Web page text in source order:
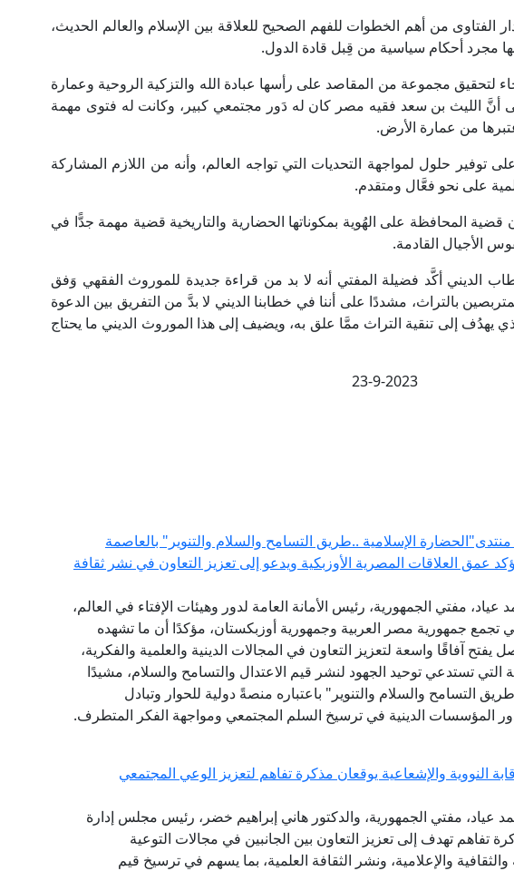
من أهم الخطوات للفهم الصحيح للعلاقة بين الإسلام والعالم الحديث،
مجرد أحكام سياسية من قِبل قادة الدول.
لتحقيق مجموعة من المقاصد على رأسها عبادة الله والتزكية الروحية وعمارة
أنَّ الليث بن سعد فقيه مصر كان له دَور مجتمعي كبير، وكانت له فتوى مهمة
من عمارة الأرض.
توفير حلول لمواجهة التحديات التي تواجه العالم، وأنه من اللازم المشاركة
على نحو فعَّال ومتقدم.
المحافظة على الهُوية بمكوناتها الحضارية والتاريخية قضية مهمة جدًّا في
الأجيال القادمة.
الديني أكَّد فضيلة المفتي أنه لا بد من قراءة جديدة للموروث الفقهي وَفق
بالتراث، مشددًا على أننا في خطابنا الديني لا بدَّ من التفريق بين الدعوة
يهدُف إلى تنقية التراث ممَّا علق به، ويضيف إلى هذا الموروث الديني ما يحتاج
23-9-2023
الإسلامية ..طريق التسامح والسلام والتنوير" بالعاصمة
عمق العلاقات المصرية الأوزبكية ويدعو إلى تعزيز التعاون في نشر ثقافة
عياد، مفتي الجمهورية، رئيس الأمانة العامة لدور وهيئات الإفتاء في العالم،
تجمع جمهورية مصر العربية وجمهورية أوزبكستان، مؤكدًا أن ما تشهده
يفتح آفاقًا واسعة لتعزيز التعاون في المجالات الدينية والعلمية والفكرية،
تستدعي توحيد الجهود لنشر قيم الاعتدال والتسامح والسلام، مشيدًا
التسامح والسلام والتنوير" باعتباره منصةً دولية للحوار وتبادل
المؤسسات الدينية في ترسيخ السلم المجتمعي ومواجهة الفكر المتطرف.
النووية والإشعاعية يوقعان مذكرة تفاهم لتعزيز الوعي المجتمعي
عياد، مفتي الجمهورية، والدكتور هاني إبراهيم خضر، رئيس مجلس إدارة
تفاهم تهدف إلى تعزيز التعاون بين الجانبين في مجالات التوعية
والإعلامية، ونشر الثقافة العلمية، بما يسهم في ترسيخ قيم